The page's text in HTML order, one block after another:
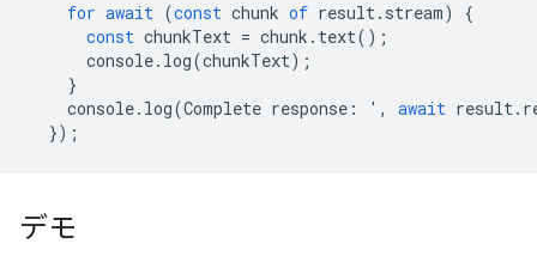
for await (const chunk of result. stream)
{
const chunkText = chunk . text();
console. log(chunkText);
}
console. log(Complete response : ' , await result.
});
デモ